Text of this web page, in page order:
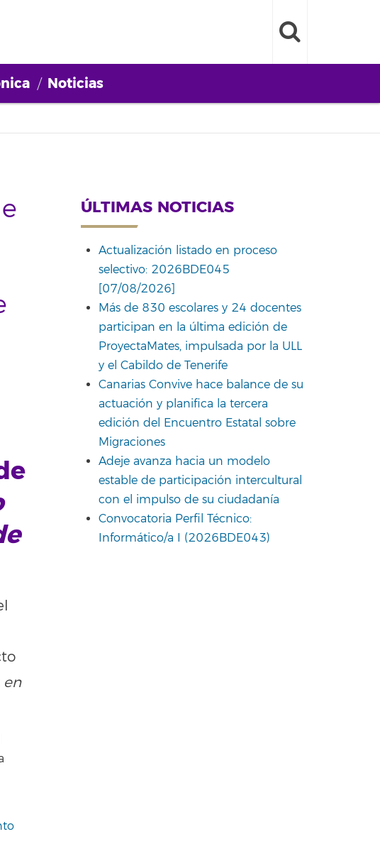
Noticias
en
ÚLTIMAS NOTICIAS
Actualización listado en proceso
selectivo: 2026BDE045
[07/08/2026]
Más de 830 escolares y 24 docentes
participan en la última edición de
ProyectaMates, impulsada por la ULL
y el Cabildo de Tenerife
Canarias Convive hace balance de su
actuación y planifica la tercera
edición del Encuentro Estatal sobre
Migraciones
Adeje avanza hacia un modelo
estable de participación intercultural
con el impulso de su ciudadanía
Convocatoria Perfil Técnico:
Informático/a I (2026BDE043)